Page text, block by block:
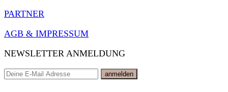
PARTNER
AGB & IMPRESSUM
NEWSLETTER ANMELDUNG